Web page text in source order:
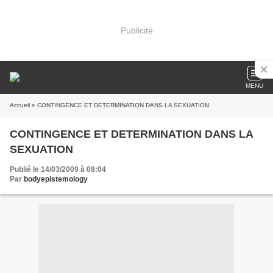
Publicité
MENU
Accueil » CONTINGENCE ET DETERMINATION DANS LA SEXUATION
CONTINGENCE ET DETERMINATION DANS LA
SEXUATION
Publié le 14/03/2009 à 08:04
Par bodyepistemology